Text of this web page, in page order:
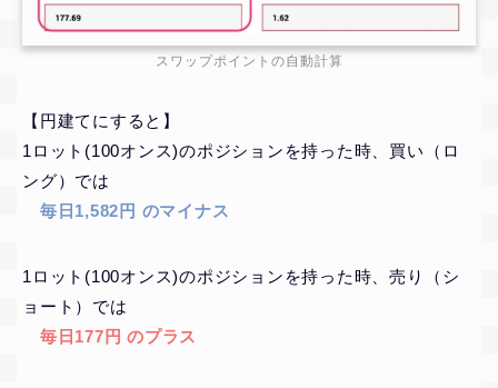
スワップポイントの自動計算
【円建てにすると】
1ロット(100オンス)のポジションを持った時、買い（ロ
ング）では
毎日1,582円 のマイナス
1ロット(100オンス)のポジションを持った時、売り（シ
ョート）では
毎日177円 のプラス